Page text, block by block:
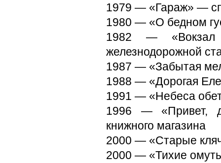
1979 — «Гараж» —
1980 — «О бедном
1982 — «Вокзал
железнодорожной
1987 — «Забытая
1988 — «Дорогая
1991 — «Небеса
1996 — «Привет,
книжного магазина
2000 — «Старые
2000 — «Тихие